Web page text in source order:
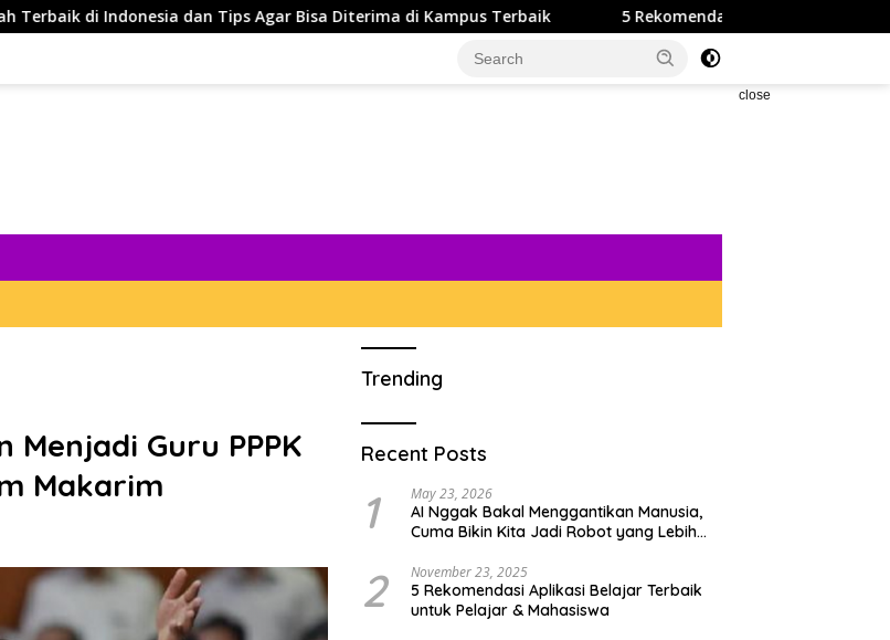
dan Tips Agar Bisa Diterima di Kampus Terbaik 5 Rekomendasi Powerbank terbaru Yang Cocok
close
Guru PPPK
Makarim
Trending
Recent Posts
1 May 23, 2026
AI Nggak Bakal Menggantikan Manusia,
Cuma Bikin Kita Jadi Robot yang Lebih
2 November 23, 2025
5 Rekomendasi Aplikasi Belajar Terbaik
untuk Pelajar & Mahasiswa